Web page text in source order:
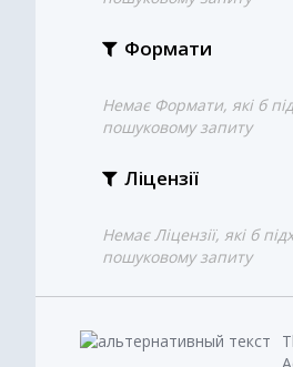
Формати
Немає Формати, які б
пошуковому запиту
Ліцензії
Немає Ліцензії, які б
пошуковому запиту